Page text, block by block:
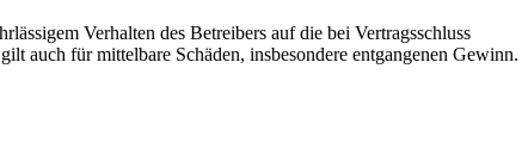
Verhalten des Betreibers auf die bei Vertragsschluss
auch für mittelbare Schäden, insbesondere entgangenen Gewinn.